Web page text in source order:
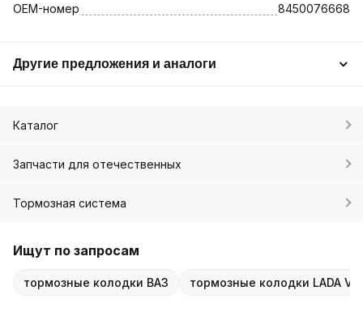
OEM-номер 8450076668
Другие предложения и аналоги
Каталог
Запчасти для отечественных
Тормозная система
Ищут по запросам
тормозные колодки ВАЗ тормозные колодки LADA